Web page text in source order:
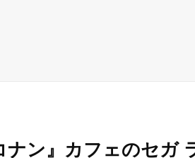
ナン』カフェのセガ